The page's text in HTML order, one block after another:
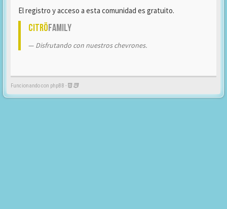
El registro y acceso a esta comunidad es gratuito.
CitröFamily
Disfrutando con nuestros chevrones.
Funcionando con phpBB -